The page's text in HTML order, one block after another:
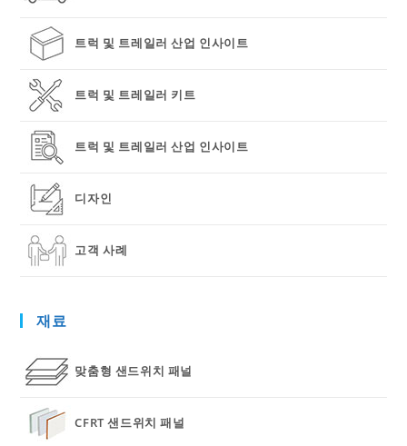
트럭 및 트레일러 산업 인사이트
트럭 및 트레일러 키트
트럭 및 트레일러 산업 인사이트
디자인
고객 사례
재료
맞춤형 샌드위치 패널
CFRT 샌드위치 패널